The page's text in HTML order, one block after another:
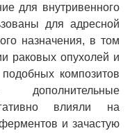
для внутривенного
для адресной
назначения, в том
раковых опухолей и
композитов
дополнительные
влияли на
и зачастую